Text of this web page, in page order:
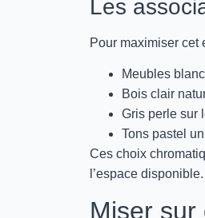
Les
Pour maximiser cet
Meubles
Bois clair
Gris perle sur
Tons pastel
Ces choix
l’espace disponible.
Miser sur